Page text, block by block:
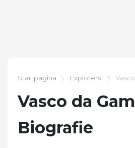
Startpagina Explorers
Vasco da
Biografie